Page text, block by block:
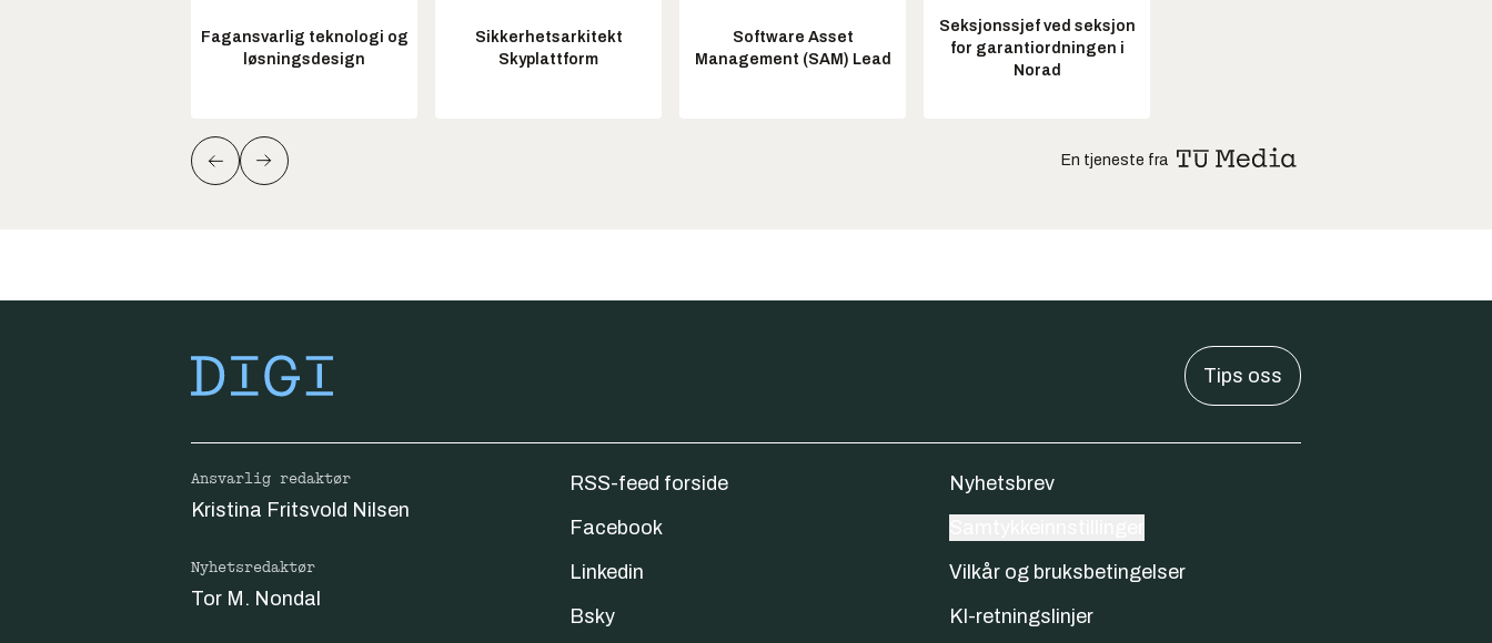
Fagansvarlig teknologi og
løsningsdesign
Sikkerhetsarkitekt
Skyplattform
Software Asset
Management (SAM) Lead
Seksjonssjef ved seksjon
for garantiordningen i
Norad
En tjeneste fra
Tips oss
Ansvarlig redaktør
Kristina Fritsvold Nilsen
Nyhetsredaktør
Tor M. Nondal
RSS-feed forside
Facebook
Linkedin
Bsky
Nyhetsbrev
Vilkår og bruksbetingelser
KI-retningslinjer